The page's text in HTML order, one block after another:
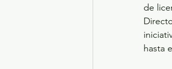
de
hasta